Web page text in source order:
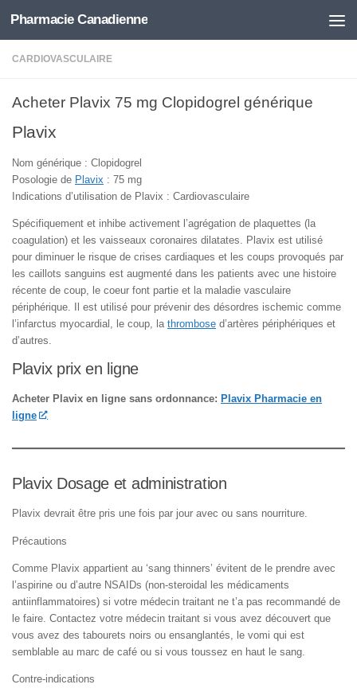
Skip to content
Pharmacie Canadienne
CARDIOVASCULAIRE
Acheter Plavix 75 mg Clopidogrel générique
Plavix
Nom générique : Clopidogrel
Posologie de Plavix : 75 mg
Indications d’utilisation de Plavix : Cardiovasculaire
Spécifiquement et inhibe activement l’agrégation de plaquettes (la
coagulation) et les vaisseaux coronaires dilatates. Plavix est utilisé
pour diminuer le risque de crises cardiaques et les coups provoqués par
les caillots sanguins est augmenté dans les patients avec une histoire
récente de coup, le coeur font partie et la maladie vasculaire
périphérique. Il est utilisé pour prévenir des désordres ischemic comme
l’infarctus myocardial, le coup, la thrombose d’artères périphériques et
d’autres.
Plavix prix en ligne
Acheter Plavix en ligne sans ordonnance: Plavix Pharmacie en
ligne
Plavix Dosage et administration
Plavix devrait être pris une fois par jour avec ou sans nourriture.
Précautions
Comme Plavix appartient au ‘sang thinners’ évitent de le prendre avec
l’aspirine ou d’autre NSAIDs (non-steroidal les médicaments
antiinflammatoires) si votre médecin traitant ne t’a pas recommandé de
le faire. Contactez votre médecin traitant si vous avez découvert que
vous avez des tabourets noirs ou ensanglantés, le vomi qui est
semblable au marc de café ou si vous toussez en haut le sang.
Contre-indications